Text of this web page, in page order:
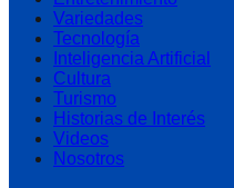
Variedades
Tecnología
Inteligencia Artificial
Cultura
Turismo
Historias de Interés
Videos
Nosotros